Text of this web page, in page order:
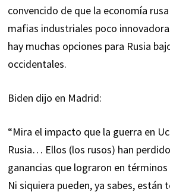
convencido de que la economía
mafias industriales poco
hay muchas opciones para Rusia
occidentales.
Biden dijo en Madrid:
“Mira el impacto que la guerra en
Rusia… Ellos (los rusos) han
ganancias que lograron en
Ni siquiera pueden, ya sabes, están